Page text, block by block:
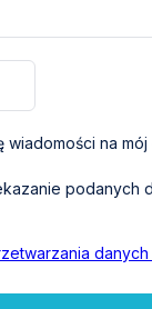
wiadomości na mój
podanych